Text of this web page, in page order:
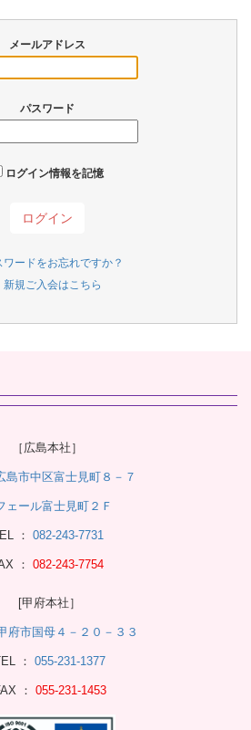
メールアドレス
パスワード
ログイン情報を記憶
ワードをお忘れですか？
新規ご入会はこちら
［広島本社］
島市中区富士見町８－７
ェール富士見町２Ｆ
： 082-243-7731
： 082-243-7754
[甲府本社］
府市国母４－２０－３３
： 055-231-1377
： 055-231-1453